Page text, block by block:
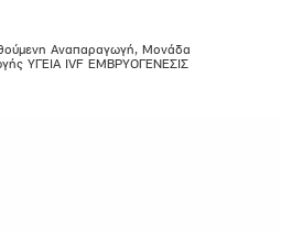
Αναπαραγωγή, Μονάδα
ΥΓΕΙΑ IVF ΕΜΒΡΥΟΓΕΝΕΣΙΣ